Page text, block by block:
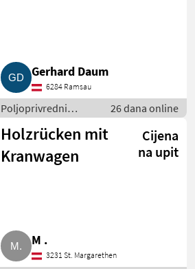
Gerhard Daum
6284 Ramsau
Poljoprivredni
uslužni radovi /
Iznanjljivanje
strojeva
26 dana online
Holzrücken mit
Kranwagen
Cijena
na upit
M .
3231 St. Margarethen